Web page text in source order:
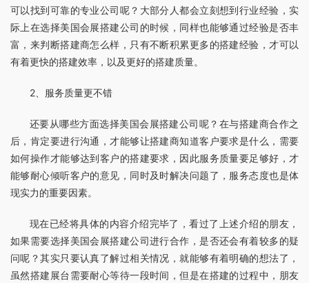
可以找到可靠的专业公司呢？大部分人都会立刻想到行业经验，实
际上在选择美国会展搭建公司的时候，同样也能够通过经验是否丰
富，来判断搭建商怎么样，只有不断积累更多的搭建经验，才可以
有着更快的搭建效率，以及更好的搭建质量。
2、服务质量更不错
还要从哪些方面选择美国会展搭建公司呢？在与搭建商合作之
后，肯定要进行沟通，才能够让搭建商知道客户要求是什么，需要
如何操作才能够达到客户的搭建要求，因此服务质量要足够好，才
能够耐心倾听客户的意见，同时及时解决问题了，服务态度也是体
现实力的重要因素。
现在已经将具体的内容介绍完毕了，看过了上述介绍的朋友，
如果需要选择美国会展搭建公司进行合作，是否还会有着较多的疑
问呢？其实只要认真了解过相关情况，就能够有着明确的想法了，
虽然搭建展台需要耐心等待一段时间，但是在搭建的过程中，朋友